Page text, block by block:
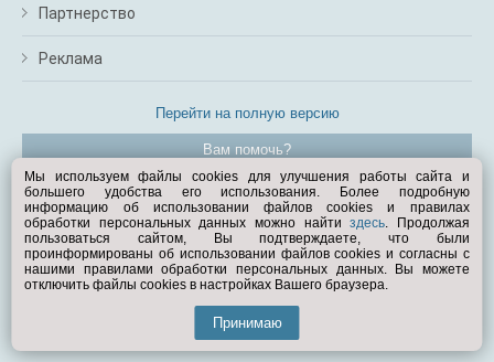
Партнерство
Реклама
Перейти на полную версию
Вам помочь?
© Exist.ru 1998—2026
Мы используем файлы cookies для улучшения работы сайта и
большего удобства его использования. Более подробную
информацию об использовании файлов cookies и правилах
обработки персональных данных можно найтиздесь. Продолжая
пользоваться сайтом, Вы подтверждаете, что были
проинформированы об использовании файлов cookies и согласны с
нашими правилами обработки персональных данных. Вы можете
отключить файлы cookies в настройках Вашего браузера.
Принимаю